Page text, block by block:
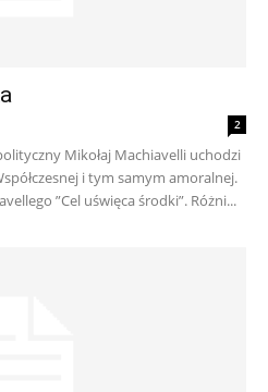
2
Mikołaj Machiavelli uchodzi
i tym samym amoralnej.
”Cel uświęca środki”. Różni...